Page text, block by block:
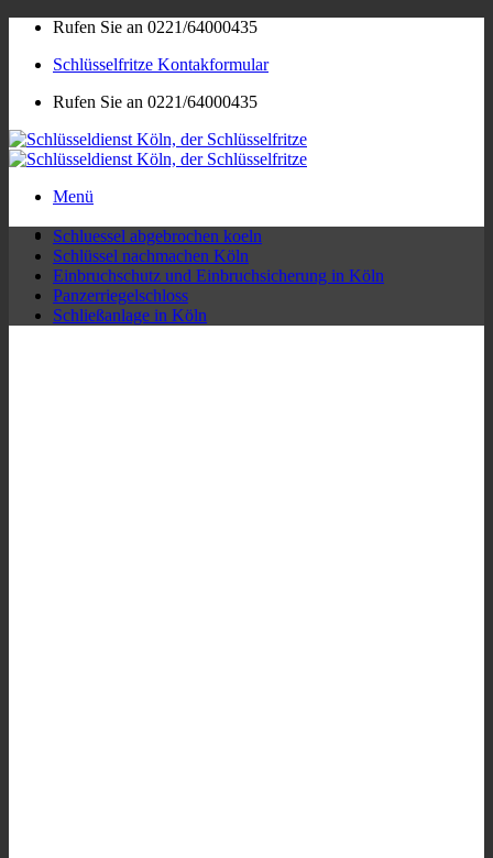
Zum
springen
Rufen Sie an 0221/64000435
Schlüsselfritze Kontakformular
Rufen Sie an 0221/64000435
Menü
Schluessel abgebrochen koeln
Schlüssel nachmachen Köln
Einbruchschutz und Einbruchsicherung in Köln
Panzerriegelschloss
Schließanlage in Köln